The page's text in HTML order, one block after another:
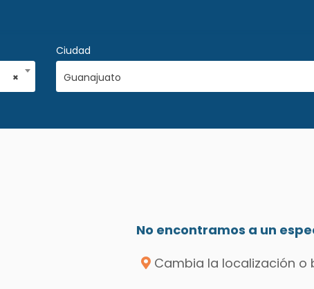
×
Ciudad
Guanajuato
No encontramos a un
Cambia la localización o